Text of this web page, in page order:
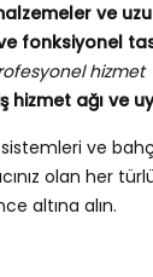
ve
ve fonksiyonel
hizmet
hizmet ağı ve
sistemleri ve
olan her
altına alın.